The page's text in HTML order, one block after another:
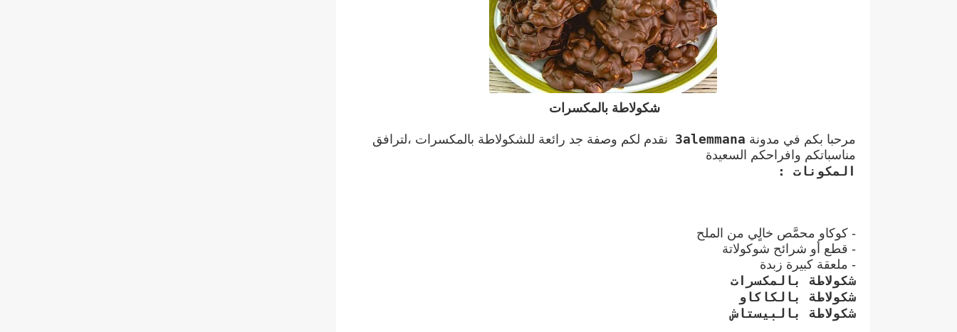
شكولاطة بالمكسرات
مرحبا بكم في مدونة 3alemmana نقدم لكم وصفة جد رائعة للشكولاطة بالمكسرات ،لترافق
مناسباتكم وافراحكم السعيدة
المكونات :
- كوكاو محمَّص خالٍي من الملح
- قطع أو شرائح شوكولاتة
- ملعقة كبيرة زبدة
شكولاطة بالمكسرات
شكولاطة بالكاكاو
شكولاطة بالبيستاش